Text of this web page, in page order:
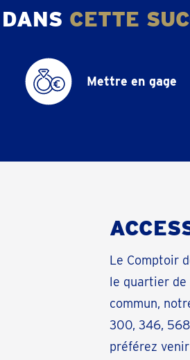
CETTE
Mettre en gage
Le Comptoir
le quartier de
commun,
300, 346,
préférez